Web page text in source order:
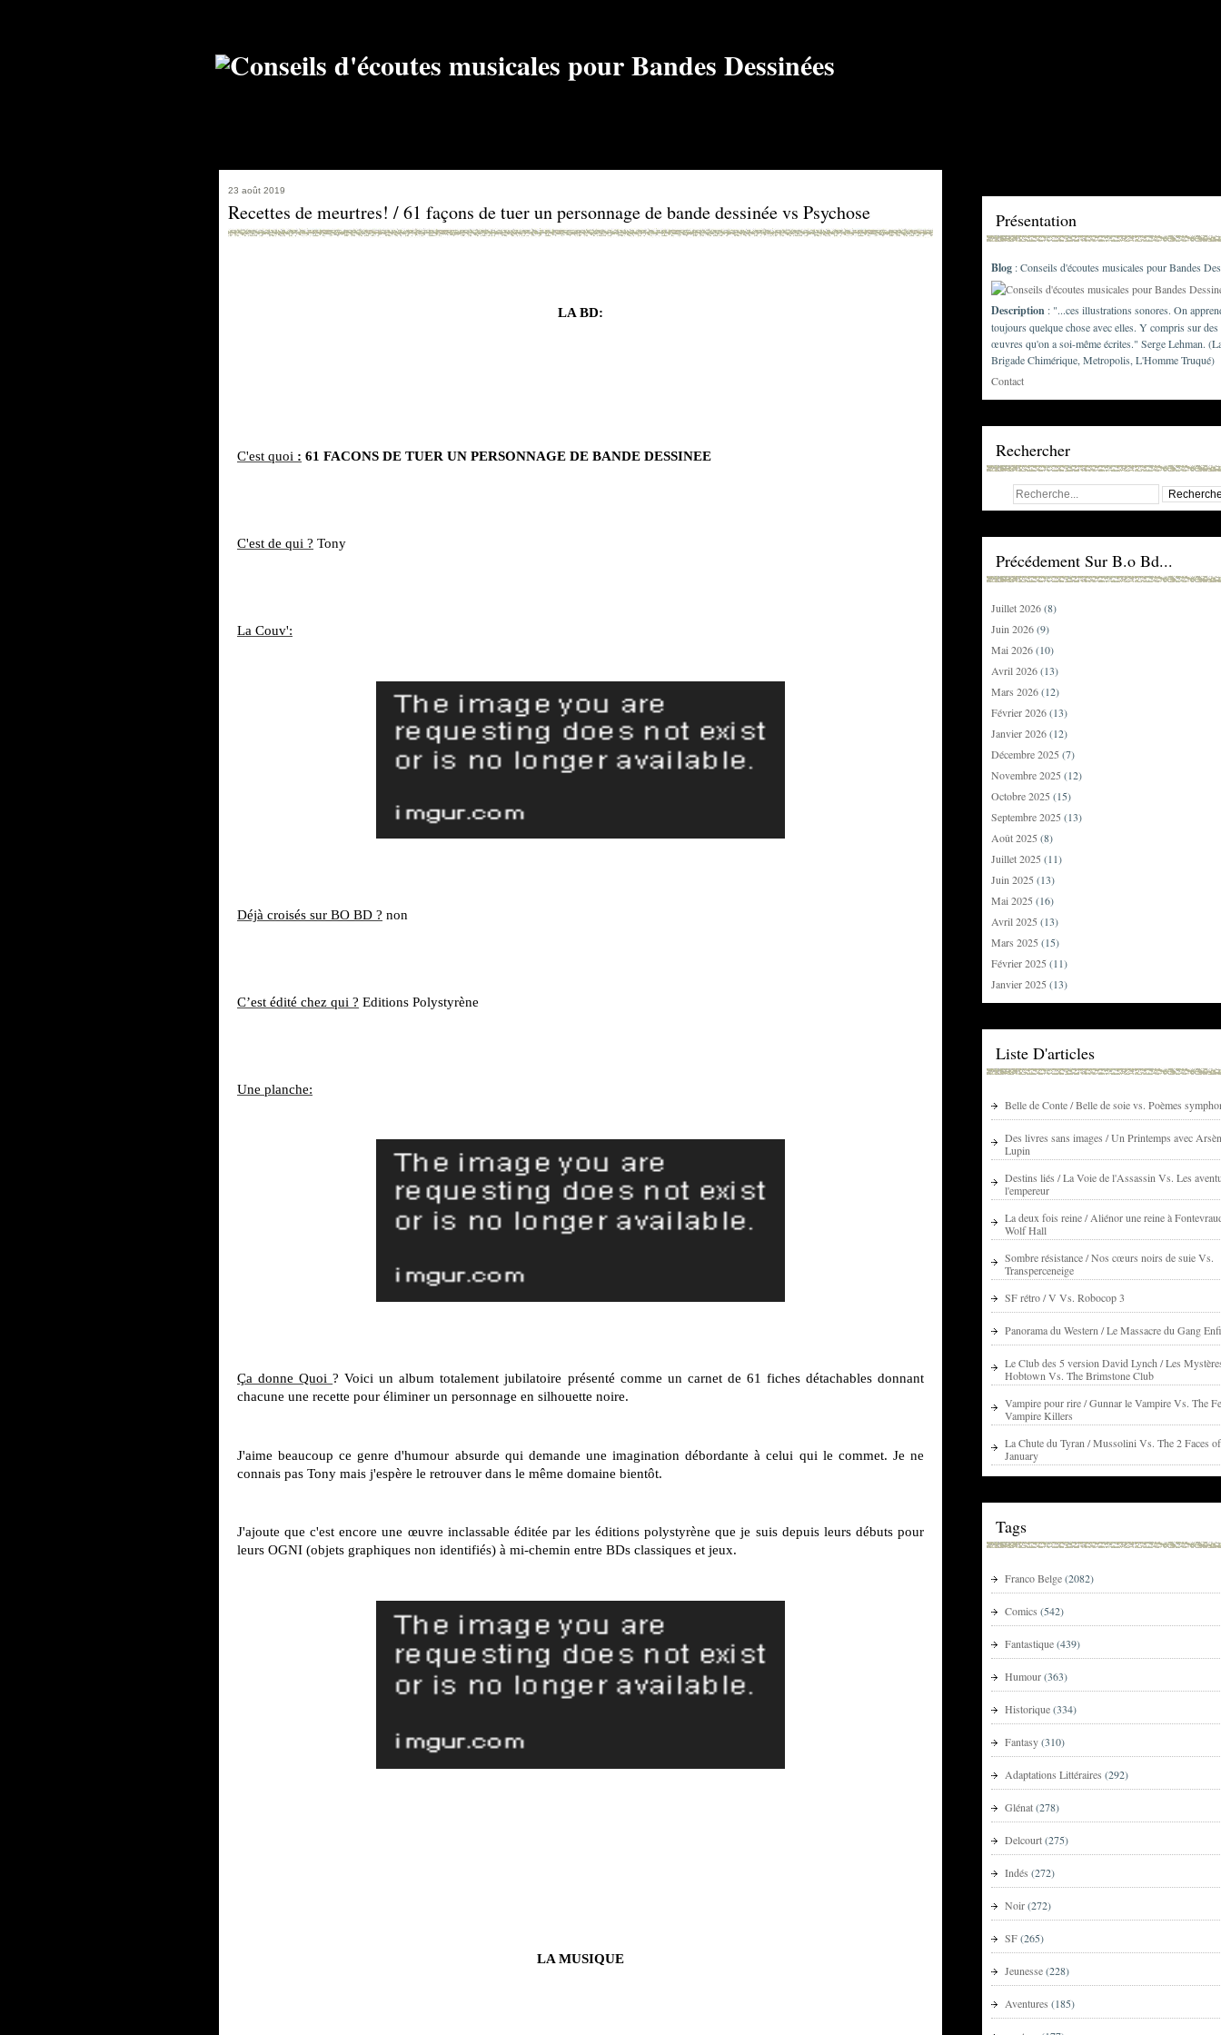
23 août 2019
Recettes de meurtres! / 61 façons de tuer un personnage de bande dessinée vs Psychose
LA BD:
C'est quoi : 61 FACONS DE TUER UN PERSONNAGE DE BANDE DESSINEE
C'est de qui ? Tony
La Couv':
Déjà croisés sur BO BD ? non
C’est édité chez qui ? Editions Polystyrène
Une planche:
Ça donne Quoi? Voici un album totalement jubilatoire présenté comme un carnet de 61 fiches détachables donnant
chacune une recette pour éliminer un personnage en silhouette noire.
J'aime beaucoup ce genre d'humour absurde qui demande une imagination débordante à celui qui le commet. Je ne
connais pas Tony mais j'espère le retrouver dans le même domaine bientôt.
J'ajoute que c'est encore une œuvre inclassable éditée par les éditions polystyrène que je suis depuis leurs débuts pour
leurs OGNI (objets graphiques non identifiés) à mi-chemin entre BDs classiques et jeux.
LA MUSIQUE
Présentation
Blog : Conseils d'écoutes musicales pour Bandes
Description : "...ces illustrations sonores. On
toujours quelque chose avec elles. Y compris sur des
œuvres qu'on a soi-même écrites." Serge Lehman.
Brigade Chimérique, Metropolis, L'Homme Truqué)
Contact
Rechercher
Précédement Sur B.o Bd...
Juillet 2026(8)
Juin 2026(9)
Mai 2026(10)
Avril 2026(13)
Mars 2026(12)
Février 2026(13)
Janvier 2026(12)
Décembre 2025 (7)
Novembre 2025 (12)
Octobre 2025 (15)
Septembre 2025 (13)
Août 2025 (8)
Juillet 2025 (11)
Juin 2025 (13)
Mai 2025 (16)
Avril 2025 (13)
Mars 2025 (15)
Février 2025 (11)
Janvier 2025 (13)
Liste D'articles
Belle de Conte / Belle de soie vs. Poèmes
Des livres sans images / Un Printemps avec
Lupin
Destins liés / La Voie de l'Assassin Vs. Les
l'empereur
La deux fois reine / Aliénor une reine à
Wolf Hall
Sombre résistance / Nos cœurs noirs de suie Vs.
Transperceneige
SF rétro / V Vs. Robocop 3
Panorama du Western / Le Massacre du Gang
Le Club des 5 version David Lynch / Les
Hobtown Vs. The Brimstone Club
Vampire pour rire / Gunnar le Vampire Vs. The
Vampire Killers
La Chute du Tyran / Mussolini Vs. The 2 Faces of
January
Tags
Franco Belge(2082)
Comics (542)
Fantastique(439)
Humour(363)
Historique(334)
Fantasy(310)
Adaptations Littéraires (292)
Glénat(278)
Delcourt(275)
Indés (272)
Noir(272)
SF(265)
Jeunesse(228)
Aventures (185)